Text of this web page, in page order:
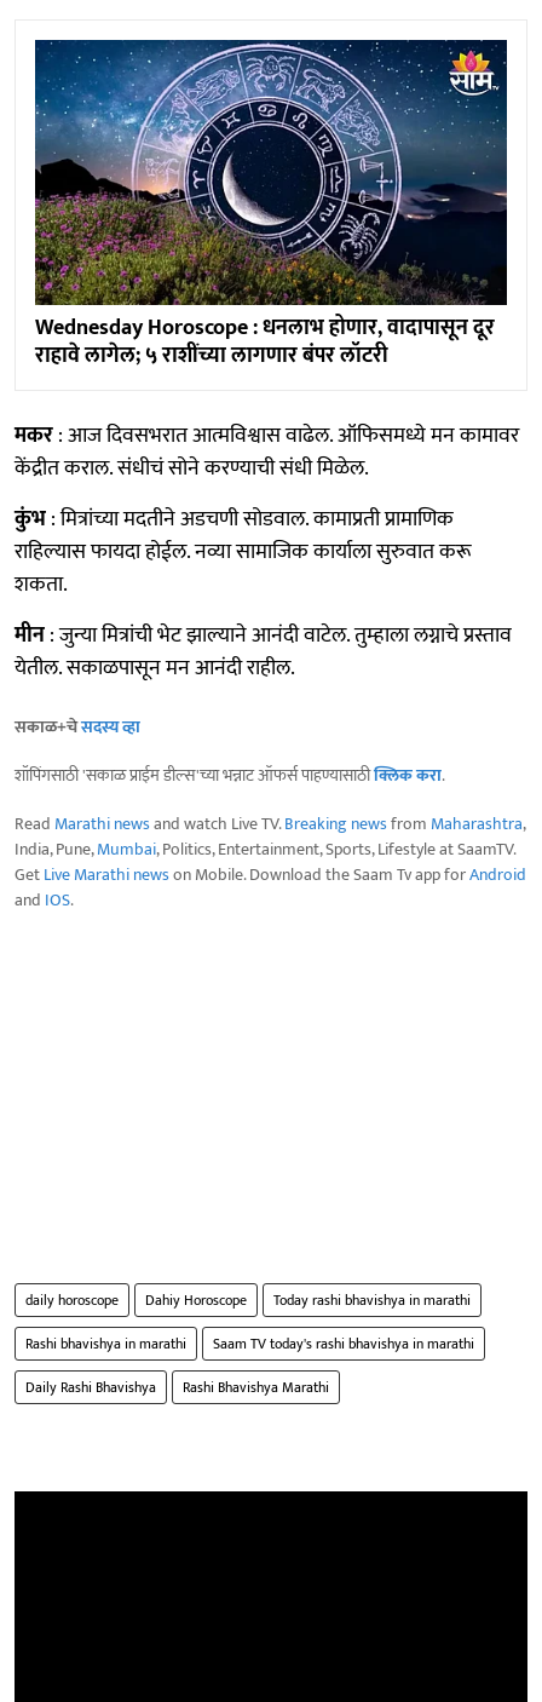
Wednesday Horoscope : धनलाभ होणार, वादापासून दूर
राहावे लागेल; ५ राशींच्या लागणार बंपर लॉटरी
मकर: आज दिवसभरात आत्मविश्वास वाढेल. ऑफिसमध्ये मन कामावर
केंद्रीत कराल. संधीचं सोने करण्याची संधी मिळेल.
कुंभ: मित्रांच्या मदतीने अडचणी सोडवाल. कामाप्रती प्रामाणिक
राहिल्यास फायदा होईल. नव्या सामाजिक कार्याला सुरुवात करू
शकता.
मीन: जुन्या मित्रांची भेट झाल्याने आनंदी वाटेल. तुम्हाला लग्नाचे प्रस्ताव
येतील. सकाळपासून मन आनंदी राहील.
सकाळ+चेसदस्य व्हा
शॉपिंगसाठी 'सकाळ प्राईम डील्स'च्या भन्नाट ऑफर्स पाहण्यासाठीक्लिक करा.
Read Marathi newsand watch Live TV.Breaking newsfrom Maharashtra,
India, Pune,Mumbai, Politics, Entertainment, Sports, Lifestyle at SaamTV.
GetLive Marathi newson Mobile. Download the Saam Tv app forAndroid
and IOS.
daily horoscope Dahiy Horoscope
Today rashi bhavishya in marathi
Rashi bhavishya in marathi
Saam TV today's rashi bhavishya in marathi
Daily Rashi Bhavishya
Rashi Bhavishya Marathi